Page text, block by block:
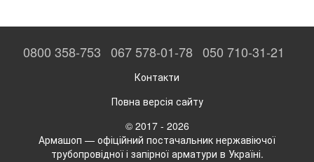
0800 358-753 067 578-01-78 050 710-31-21
Контакти
Повна версія сайту
© 2017 - 2026
Армашоп — офіційний постачальник нержавіючої
трубопровідної і запірної арматури в Україні.